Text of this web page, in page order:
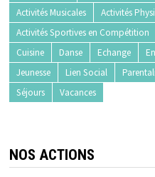
Activités Musicales
Activités
Activités Sportives en Compétition
Cuisine
Danse Echange
Jeunesse
Lien Social
Séjours
Vacances
NOS ACTIONS